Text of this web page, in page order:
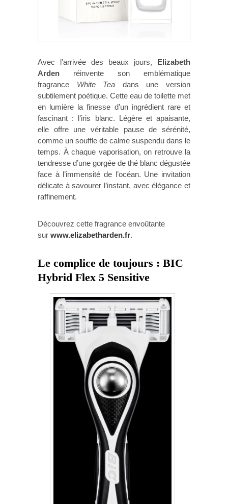
Avec l’arrivée des beaux jours, Elizabeth
Arden réinvente son emblématique
fragrance White Tea dans une version
subtilement poétique. Cette eau de toilette met
en lumière la finesse d’un ingrédient rare et
fascinant : l’iris blanc. Légère et apaisante,
elle offre une véritable pause de sérénité,
comme un souffle de calme suspendu dans le
temps. À chaque vaporisation, on retrouve la
tendresse d’une gorgée de thé blanc dégustée
face à l’immensité de l’océan. Une invitation
délicate à savourer l’instant, avec élégance et
raffinement.
Découvrez cette fragrance envoûtante
sur www.elizabetharden.fr.
Le complice de toujours : BIC
Hybrid Flex 5 Sensitive